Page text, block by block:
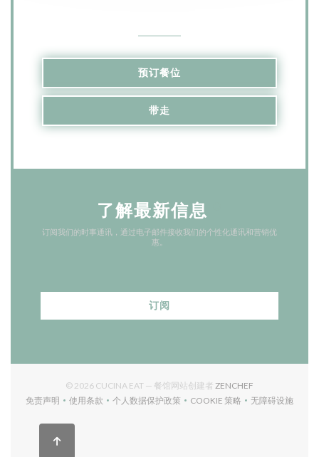
预订餐位
带走
了解最新信息
订阅我们的时事通讯，通过电子邮件接收我们的个性化通讯和营销优
惠。
订阅
© 2026 CUCINA EAT — 餐馆网站创建者 ZENCHEF
免责声明
((在新窗口中打开))
使用条款
((在新窗口中打开))
个人数据保护政策
((在新窗口中打开))
COOKIE 策略
((在新窗口中打开))
无障碍设施
((在新窗口